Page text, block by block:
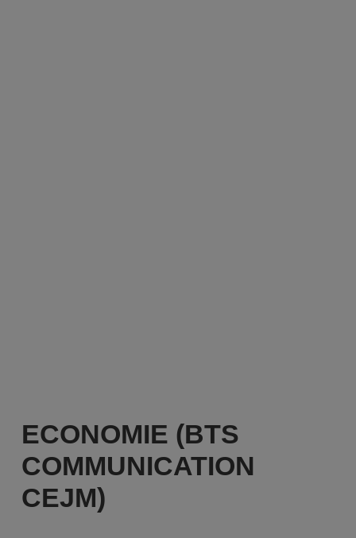
ECONOMIE (BTS
COMMUNICATION
CEJM)